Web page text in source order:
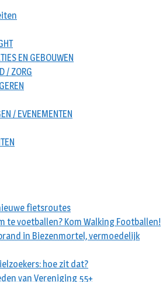
EN GEBOUWEN
/ ZORG
/ EVENEMENTEN
fietsroutes
te voetballen? Kom Walking Footballen!
in Biezenmortel, vermoedelijk
hoe zit dat?
van Vereniging 55+